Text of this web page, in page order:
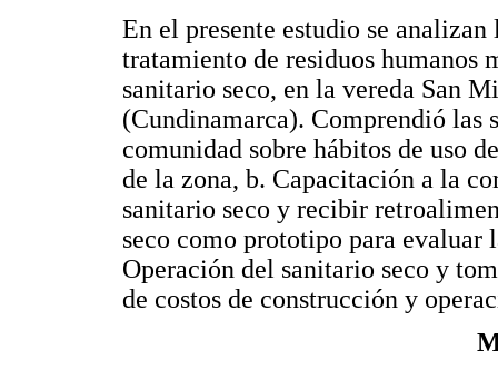
En el presente estudio se
tratamiento de residuos humanos
sanitario seco, en la vereda San
(Cundinamarca). Comprendió las
comunidad sobre hábitos de uso
de la zona, b. Capacitación a la
sanitario seco y recibir
seco como prototipo para
Operación del sanitario seco y
de costos de construcción y